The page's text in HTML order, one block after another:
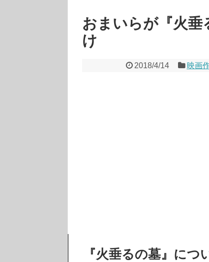
おまいらが『火垂
け
2018/4/14 映画
『火垂るの墓』につ